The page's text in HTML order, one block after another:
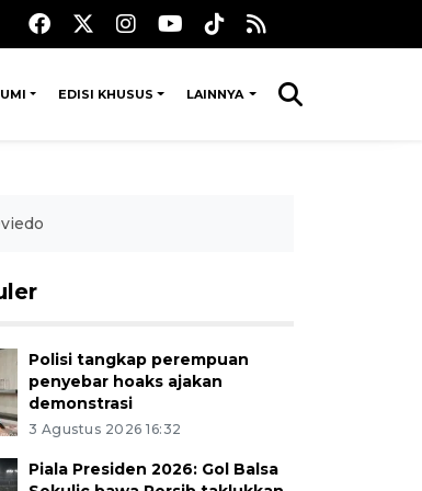
EDISI KHUSUS LAINNYA
Polisi tangkap perempuan
penyebar hoaks ajakan
demonstrasi
3 Agustus 2026 16:32
Piala Presiden 2026: Gol Balsa